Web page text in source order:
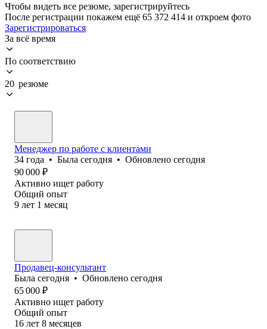
Чтобы видеть все резюме, зарегистрируйтесь
После регистрации покажем ещё 65 372 414 и откроем фото
Зарегистрироваться
За всё время
По соответствию
20 резюме
Менеджер по работе с клиентами
34 года • Была сегодня • Обновлено сегодня
90 000 ₽
Активно ищет работу
Общий опыт
9 лет 1 месяц
Продавец-консультант
Была сегодня • Обновлено сегодня
65 000 ₽
Активно ищет работу
Общий опыт
16 лет 8 месяцев